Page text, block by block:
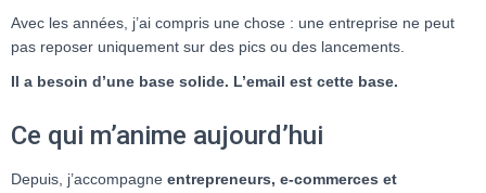
T
Avec les années, j’ai compris une chose : une entreprise ne peut
pas reposer uniquement sur des pics ou des lancements.
Il a besoin d’une base solide. L’email est cette base.
Ce qui m’anime aujourd’hui
Depuis, j’accompagne entrepreneurs, e-commerces et